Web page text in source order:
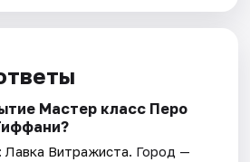
Мастер класс Перо
Лавка Витражиста. Город —